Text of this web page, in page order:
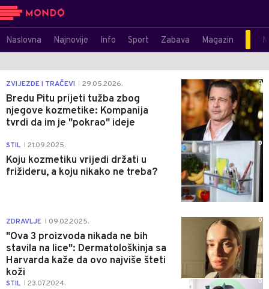
Naslovna Najnovije Info Sport Zabava Magazin
ZVIJEZDE I TRAČEVI 29.05.2026.
Bredu Pitu prijeti tužba zbog
njegove kozmetike: Kompanija
tvrdi da im je "pokrao" ideje
0
STIL 21.09.2025.
Koju kozmetiku vrijedi držati u
frižideru, a koju nikako ne treba?
0
ZDRAVLJE 09.02.2025.
"Ova 3 proizvoda nikada ne bih
stavila na lice": Dermatološkinja sa
Harvarda kaže da ovo najviše šteti
koži
0
STIL 23.07.2024. 0